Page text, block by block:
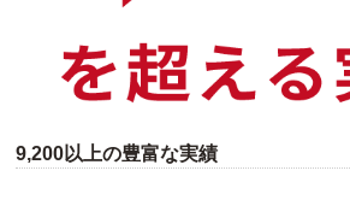
9,200以上の豊富な実績